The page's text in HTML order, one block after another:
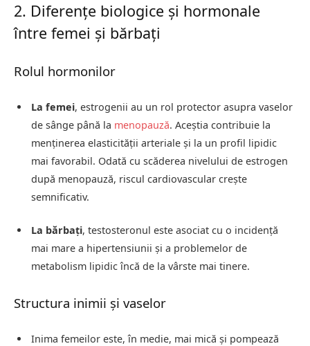
2. Diferențe biologice și hormonale
între femei și bărbați
Rolul hormonilor
La femei, estrogenii au un rol protector asupra vaselor
de sânge până la menopauză. Aceștia contribuie la
menținerea elasticității arteriale și la un profil lipidic
mai favorabil. Odată cu scăderea nivelului de estrogen
după menopauză, riscul cardiovascular crește
semnificativ.
La bărbați, testosteronul este asociat cu o incidență
mai mare a hipertensiunii și a problemelor de
metabolism lipidic încă de la vârste mai tinere.
Structura inimii și vaselor
Inima femeilor este, în medie, mai mică și pompează